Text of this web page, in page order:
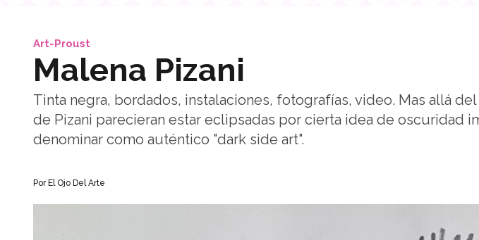
Art-Proust
Malena Pizani
Tinta negra, bordados, instalaciones, fotografías, video. Mas allá
de Pizani parecieran estar eclipsadas por cierta idea de oscuridad
denominar como auténtico "dark side art".
Por El Ojo Del Arte